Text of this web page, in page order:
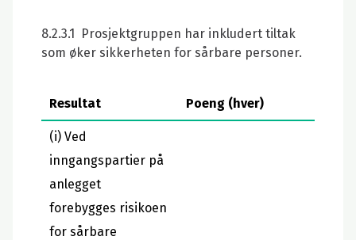
8.2.3.1 Prosjektgruppen har inkludert tiltak
som øker sikkerheten for sårbare personer.
Resultat Poeng (hver)
(i) Ved
inngangspartier på
anlegget
forebygges risikoen
for sårbare